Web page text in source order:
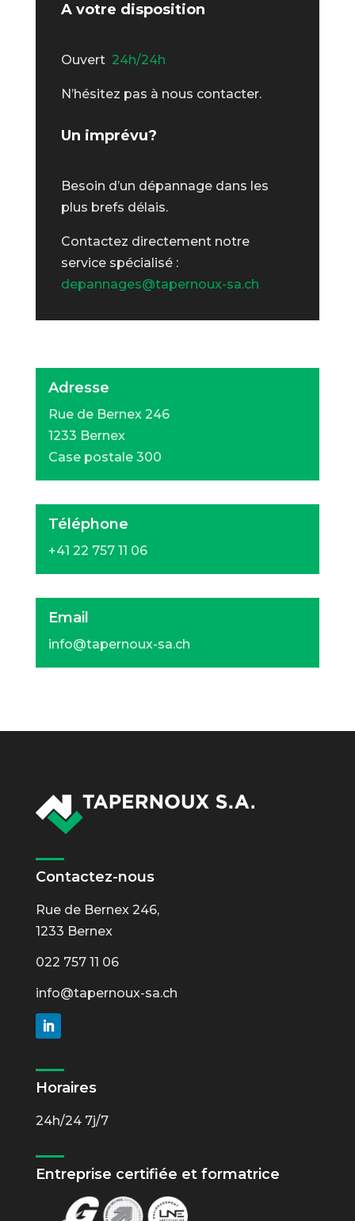
A votre disposition
Ouvert 24h/24h
N’hésitez pas à nous contacter.
Un imprévu?
Besoin d’un dépannage dans les
plus brefs délais.
Contactez directement notre
service spécialisé :
depannages@tapernoux-sa.ch
Adresse
Rue de Bernex 246
1233 Bernex
Case postale 300
Téléphone
+41 22 757 11 06
Email
info@tapernoux-sa.ch
Contactez-nous
Rue de Bernex 246,
1233 Bernex
022 757 11 06
info@tapernoux-sa.ch
Horaires
24h/24 7j/7
Entreprise certifiée et formatrice